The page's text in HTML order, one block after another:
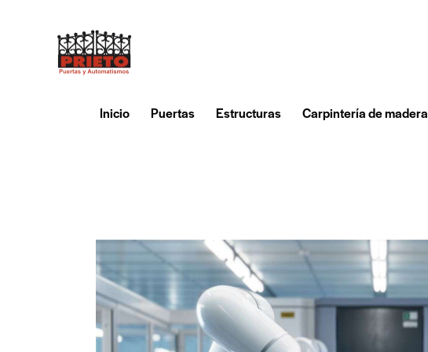
Inicio Puertas Estructuras Carpintería de madera